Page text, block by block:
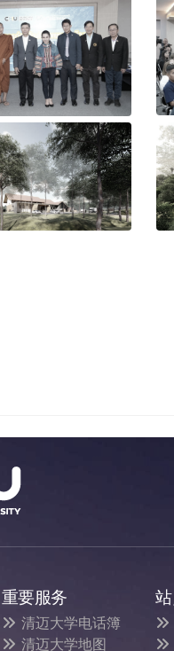
重要服务
清迈大学电话簿
清迈大学地图